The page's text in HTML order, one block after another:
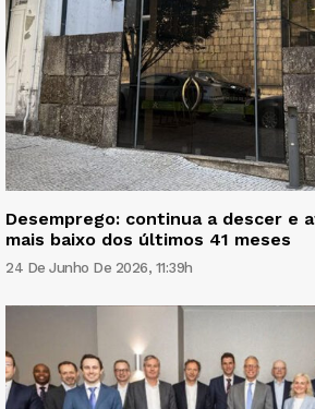
Desemprego: continua a descer e
mais baixo dos últimos 41 meses
24 De Junho De 2026, 11:39h